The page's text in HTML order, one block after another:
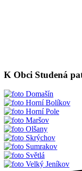
K Obci Studená
Domašín
Horní Bolíkov
Horní Pole
Maršov
Olšany
Skrýchov
Sumrakov
Světlá
Velký Jeníkov